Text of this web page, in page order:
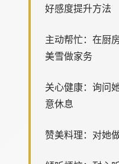
好感度提升方法
主动帮忙：在厨
美雪做家务
关心健康：询问
意休息
赞美料理：对她